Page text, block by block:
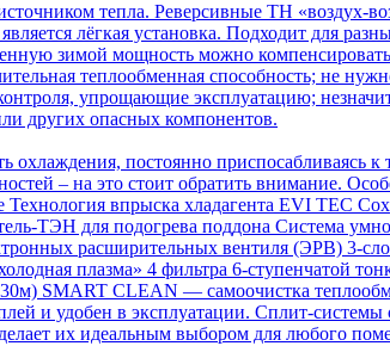
тепла. Реверсивные ТН «воздух-
лёгкая установка. Подходит для
зимой мощность можно
теплообменная способность; не
упрощающие эксплуатацию;
других опасных компонентов.
постоянно приспосабливаясь к
– на это стоит обратить внимание.
впрыска хладагента EVI TEC
ТЭН для подогрева поддона Система
расширительных вентиля (ЭРВ) 3-
плазма» 4 фильтра 6-ступенчатой
SMART CLEAN — самоочистка
и удобен в эксплуатации. Сплит-
их идеальным выбором для любого